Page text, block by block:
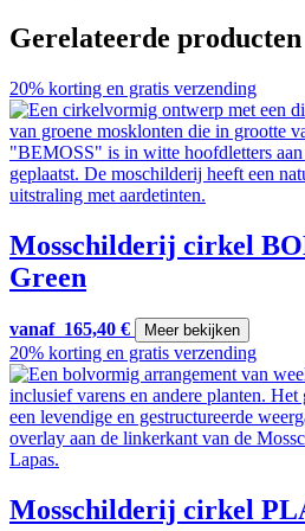
Gerelateerde producten
20% korting en gratis verzending
Mosschilderij cirkel
Green
vanaf 165,40 € Meer bekijken
20% korting en gratis verzending
Mosschilderij cirkel